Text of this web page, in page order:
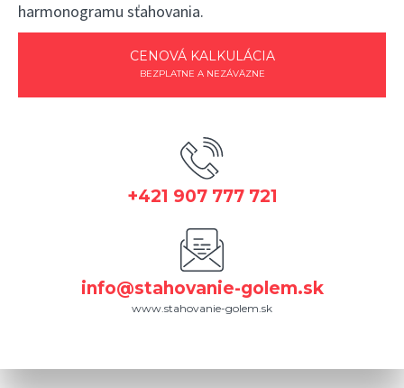
harmonogramu sťahovania.
CENOVÁ KALKULÁCIA
BEZPLATNE A NEZÁVÄZNE
+421 907 777 721
info@stahovanie-golem.sk
www.stahovanie-golem.sk